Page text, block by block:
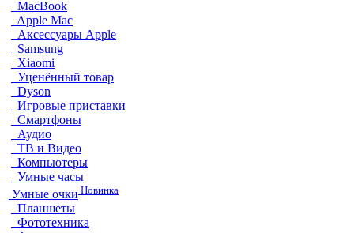
MacBook
Apple Mac
Аксессуары Apple
Samsung
Xiaomi
Уценённый товар
Dyson
Игровые приставки
Смартфоны
Аудио
ТВ и Видео
Компьютеры
Умные часы
Умные очки Новинка
Планшеты
Фототехника